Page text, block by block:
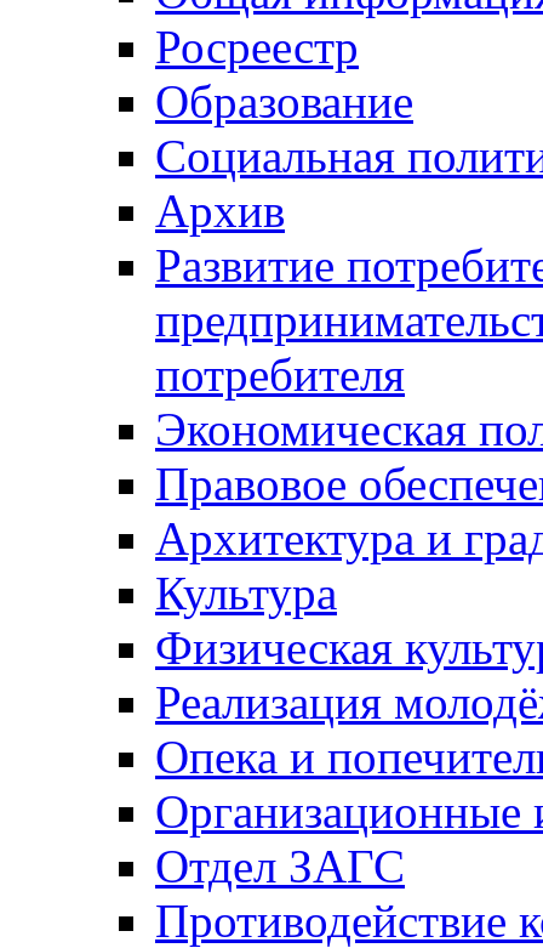
Росреестр
Образование
Социальная
Архив
Развитие
потребителя
Экономическая
Правовое
Архитектура и
Культура
Физическая
Реализация
Опека и
Отдел ЗАГС
Противодействие